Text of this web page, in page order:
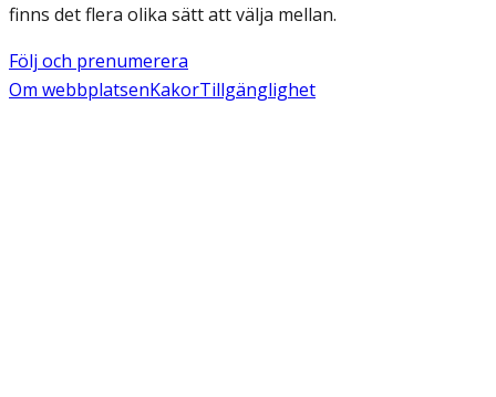
finns det flera olika sätt att välja mellan.
Följ och prenumerera
Om webbplatsenKakorTillgänglighet